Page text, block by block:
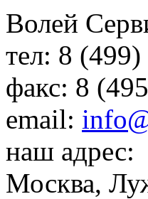
Волей
тел: 8 (499)
факс: 8
email:
наш адрес:
Москва,